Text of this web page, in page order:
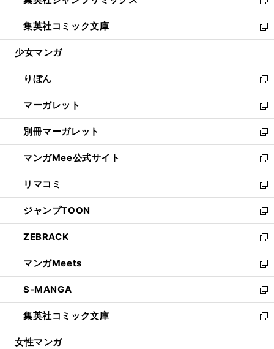
開
く
ウ
で
開
ン
ド
ウ
開
く
ウ
ィ
ン
ウ
で
開
く
新
し
い
ウ
ン
ド
ウ
で
開
く
集英社コミック文庫
新
し
ウ
ィ
ン
ド
ウ
で
開
く
少女マンガ
りぼん
新
し
い
ウ
ィ
ン
ド
ウ
で
開
く
マーガレット
新
し
い
ウ
ィ
ン
ド
ウ
で
開
く
別冊マーガレット
新
し
い
ウ
ィ
ン
ド
ウ
で
開
く
マンガMee公式サイト
新
し
い
ウ
ィ
ン
ド
ウ
で
開
く
リマコミ
新
し
い
ウ
ィ
ン
ド
ウ
で
開
く
ジャンプTOON
新
し
い
ウ
ィ
ン
ド
ウ
で
開
ZEBRACK
新
し
い
ウ
ィ
ン
ド
ウ
マンガMeets
新
し
い
ウ
ィ
ン
S-MANGA
新
し
い
ウ
集英社コミック文庫
新
し
女性マンガ